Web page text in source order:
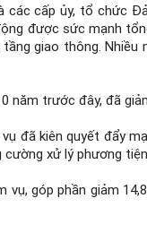
cấp ủy, tổ chức
được sức mạnh
giao thông.
trước đây, đã
kiên quyết đẩy
xử lý phương
góp phần giảm